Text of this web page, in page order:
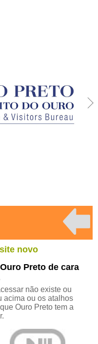
novo
Preto de cara
não existe ou
acima ou os atalhos
Ouro Preto tem a